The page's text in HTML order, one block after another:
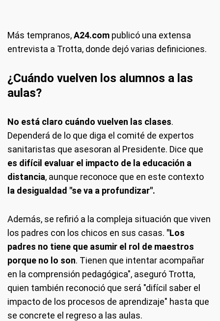
Más tempranos,A24.com publicó una extensa
entrevista a Trotta, donde dejó varias definiciones.
¿Cuándo vuelven los alumnos a las
aulas?
No está claro cuándo vuelven las clases.
Dependerá de lo que diga el comité de expertos
sanitaristas que asesoran al Presidente. Dice que
es difícil evaluar el impacto de la educación a
distancia, aunque reconoce que en este contexto
la desigualdad "se va a profundizar".
Además, se refirió a la compleja situación que viven
los padres con los chicos en sus casas. "Los
padres no tiene que asumir el rol de maestros
porque no lo son. Tienen que intentar acompañar
en la comprensión pedagógica", aseguró Trotta,
quien también reconoció que será "difícil saber el
impacto de los procesos de aprendizaje" hasta que
se concrete el regreso a las aulas.